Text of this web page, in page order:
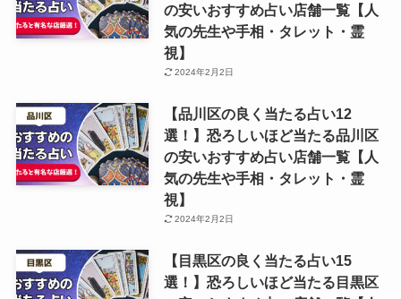
の安いおすすめ占い店舗一覧【人
気の先生や手相・タレット・霊
視】
2024年2月2日
【品川区の良く当たる占い12
選！】恐ろしいほど当たる品川区
の安いおすすめ占い店舗一覧【人
気の先生や手相・タレット・霊
視】
2024年2月2日
【目黒区の良く当たる占い15
選！】恐ろしいほど当たる目黒区